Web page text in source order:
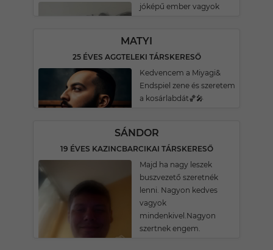
jóképű ember vagyok
MATYI
25 ÉVES AGGTELEKI TÁRSKERESŐ
Kedvencem a Miyagi&
Endspiel zene és szeretem
a kosárlabdát🏀🎤
SÁNDOR
19 ÉVES KAZINCBARCIKAI TÁRSKERESŐ
Majd ha nagy leszek
buszvezető szeretnék
lenni. Nagyon kedves
vagyok
mindenkivel.Nagyon
szertnek engem.